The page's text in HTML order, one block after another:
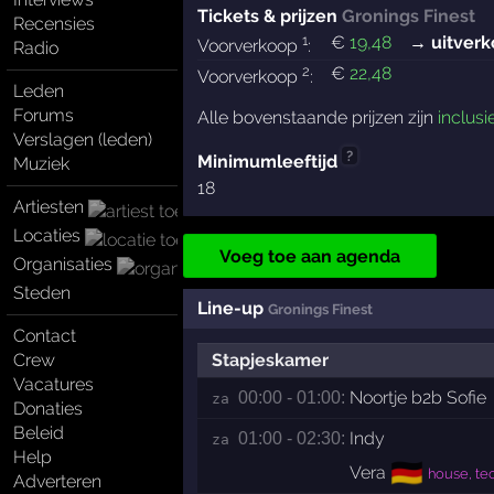
Recensies
Radio
Leden
Forums
Verslagen (leden)
Muziek
Artiesten
Locaties
Organisaties
Steden
Contact
Crew
Vacatures
Donaties
Beleid
Help
Adverteren
Tickets & prijzen Gronings Finest
Voorverkoop 1: € 19,48
→
Voorverkoop 2: € 22,48
Alle bovenstaande prijzen zijn
Minimumleeftijd ?
18
Voeg toe aan agenda
Line-up Gronings Finest
Stapjeskamer
za 00:00 - 01:00: Noortje b2b Sofie
za 01:00 - 02:30: Indy
Vera 🇩🇪 house,